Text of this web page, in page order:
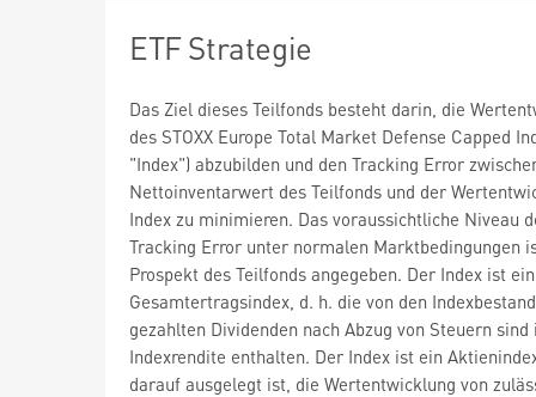
ETF Strategie
Das Ziel dieses Teilfonds besteht darin, die
des STOXX Europe Total Market Defense Capped
"Index") abzubilden und den Tracking Error
Nettoinventarwert des Teilfonds und der
Index zu minimieren. Das voraussichtliche Niveau
Tracking Error unter normalen Marktbedingungen
Prospekt des Teilfonds angegeben. Der Index ist
Gesamtertragsindex, d. h. die von den
gezahlten Dividenden nach Abzug von Steuern sind
Indexrendite enthalten. Der Index ist ein
darauf ausgelegt ist, die Wertentwicklung von